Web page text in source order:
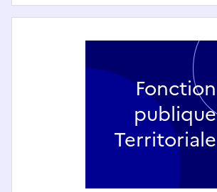
Fonction
publique
Territoriale